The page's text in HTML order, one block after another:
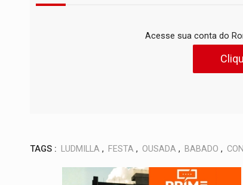
Acesse sua conta do
TAGS : LUDMILLA , FESTA , OUSADA , BABADO ,